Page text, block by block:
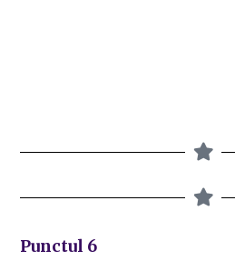
Punctul 6